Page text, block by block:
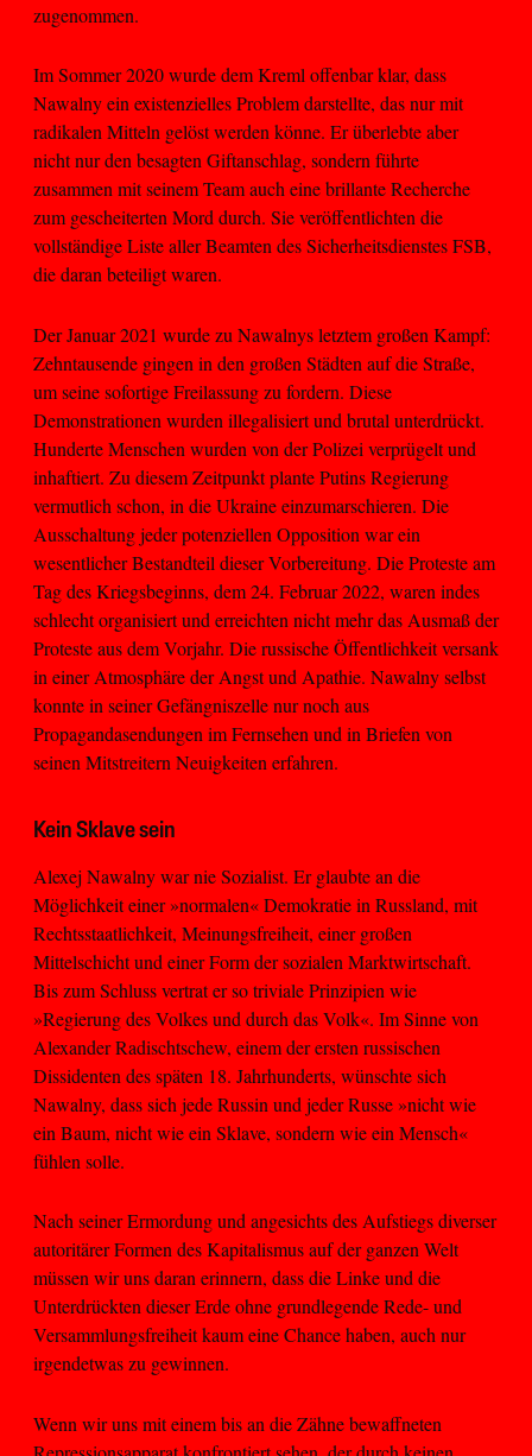
zugenommen.
Im Sommer 2020 wurde dem Kreml offenbar klar, dass
Nawalny ein existenzielles Problem darstellte, das nur mit
radikalen Mitteln gelöst werden könne. Er überlebte aber
nicht nur den besagten Giftanschlag, sondern führte
zusammen mit seinem Team auch eine brillante Recherche
zum gescheiterten Mord durch. Sie veröffentlichten die
vollständige Liste aller Beamten des Sicherheitsdienstes FSB,
die daran beteiligt waren.
Der Januar 2021 wurde zu Nawalnys letztem großen Kampf:
Zehntausende gingen in den großen Städten auf die Straße,
um seine sofortige Freilassung zu fordern. Diese
Demonstrationen wurden illegalisiert und brutal unterdrückt.
Hunderte Menschen wurden von der Polizei verprügelt und
inhaftiert. Zu diesem Zeitpunkt plante Putins Regierung
vermutlich schon, in die Ukraine einzumarschieren. Die
Ausschaltung jeder potenziellen Opposition war ein
wesentlicher Bestandteil dieser Vorbereitung. Die Proteste am
Tag des Kriegsbeginns, dem 24. Februar 2022, waren indes
schlecht organisiert und erreichten nicht mehr das Ausmaß der
Proteste aus dem Vorjahr. Die russische Öffentlichkeit versank
in einer Atmosphäre der Angst und Apathie. Nawalny selbst
konnte in seiner Gefängniszelle nur noch aus
Propagandasendungen im Fernsehen und in Briefen von
seinen Mitstreitern Neuigkeiten erfahren.
Kein Sklave sein
Alexej Nawalny war nie Sozialist. Er glaubte an die
Möglichkeit einer »normalen« Demokratie in Russland, mit
Rechtsstaatlichkeit, Meinungsfreiheit, einer großen
Mittelschicht und einer Form der sozialen Marktwirtschaft.
Bis zum Schluss vertrat er so triviale Prinzipien wie
»Regierung des Volkes und durch das Volk«. Im Sinne von
Alexander Radischtschew, einem der ersten russischen
Dissidenten des späten 18. Jahrhunderts, wünschte sich
Nawalny, dass sich jede Russin und jeder Russe »nicht wie
ein Baum, nicht wie ein Sklave, sondern wie ein Mensch«
fühlen solle.
Nach seiner Ermordung und angesichts des Aufstiegs diverser
autoritärer Formen des Kapitalismus auf der ganzen Welt
müssen wir uns daran erinnern, dass die Linke und die
Unterdrückten dieser Erde ohne grundlegende Rede- und
Versammlungsfreiheit kaum eine Chance haben, auch nur
irgendetwas zu gewinnen.
Wenn wir uns mit einem bis an die Zähne bewaffneten